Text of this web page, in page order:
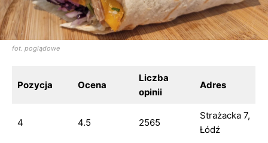
fot. poglądowe
Pozycja Ocena
Liczba
opinii
Adres
4 4.5 2565
Strażacka 7,
Łódź